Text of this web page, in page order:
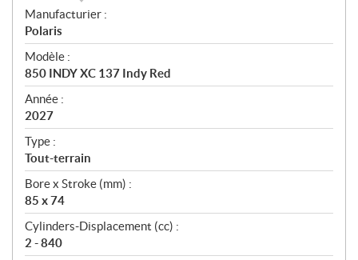
S
p
é
c
i
f
i
c
a
t
i
o
n
s
Manufacturier :
Polaris
Modèle :
850 INDY XC 137 Indy Red
Année :
2027
Type :
Tout-terrain
Bore x Stroke (mm) :
85 x 74
Cylinders-Displacement (cc) :
2 - 840